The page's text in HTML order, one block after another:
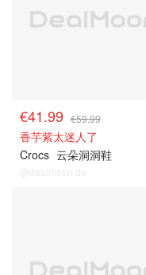
€41.99 €59.99
香芋紫太迷人了
Crocs 云朵洞洞鞋
@dealmoon.de